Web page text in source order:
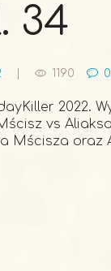
34
1190 0
2022.
vs
Mścisza oraz